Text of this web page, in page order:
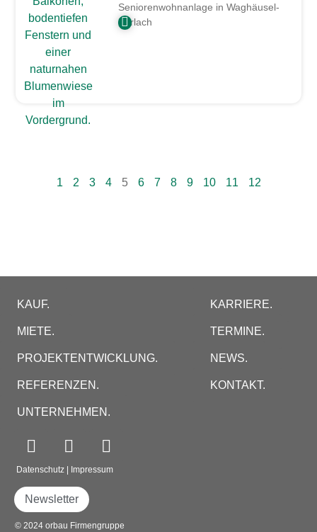
Seniorenwohnanlage in Waghäusel-
Kirrlach
1 2 3 4 5 6 7 8 9 10 11 12
KAUF.
MIETE.
PROJEKTENTWICKLUNG.
REFERENZEN.
UNTERNEHMEN.
Datenschutz Impressum
Newsletter
KARRIERE.
TERMINE.
NEWS.
KONTAKT.
© 2024 orbau Firmengruppe